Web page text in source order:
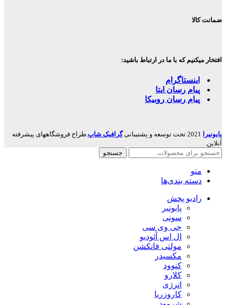
ضمانت کالا
افتخار میکنیم که با ما در ارتباط باشید:
اینستاگرام
پیام رسان ایتا
پیام رسان روبیکا
پایونیرا 2021 تحت توسعه و پشتیبانی گرافیک شاپ .طراح فروشگاههای پیشرفته
آنلاین.
جستجو
منو
دسته بندی‌ها
رادیو پخش
پایونیر
سونی
جی وی سی
ال اس آئودیو
مولتی فانکشن
مکسیدر
کنوود
کلارو
انرژی
کاروزریا